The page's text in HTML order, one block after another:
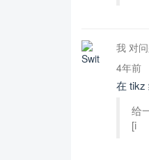
我 对
4年前
在 tikz
给
[i